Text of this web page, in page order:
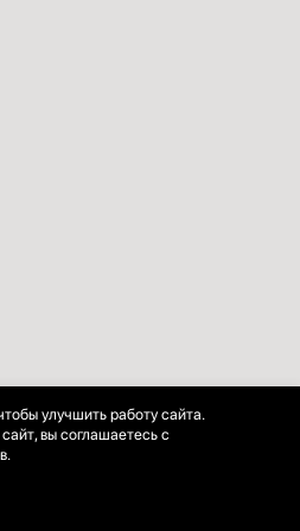
улучшить работу сайта.
вы соглашаетесь с